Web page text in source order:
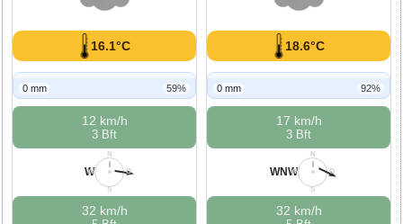
16.1°C
0 mm 59%
12 km/h
3 Bft
N
O
S
W
W
32 km/h
18.6°C
0 mm 92%
17 km/h
3 Bft
N
O
S
W
WNW
32 km/h